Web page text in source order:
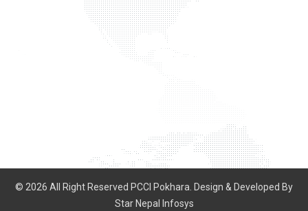
© 2026 All Right Reserved PCCI Pokhara. Design & Developed By
Star Nepal Infosys